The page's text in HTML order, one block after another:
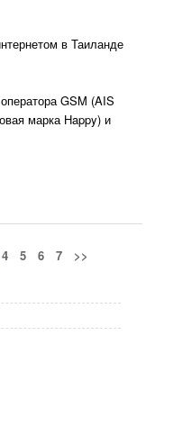
в Таиланде
GSM (AIS
марка Happy) и
4 5 6 7 >>